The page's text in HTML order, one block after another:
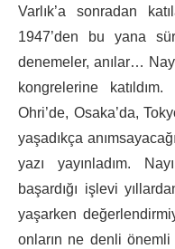
Varlık’a sonradan
1947’den bu yana
denemeler, anılar…
kongrelerine katıldım.
Ohri’de, Osaka’da,
yaşadıkça
yazı yayınladım.
başardığı işlevi
yaşarken
onların ne denli